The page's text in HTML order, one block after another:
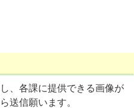
、各課に提供できる画像が
送信願います。